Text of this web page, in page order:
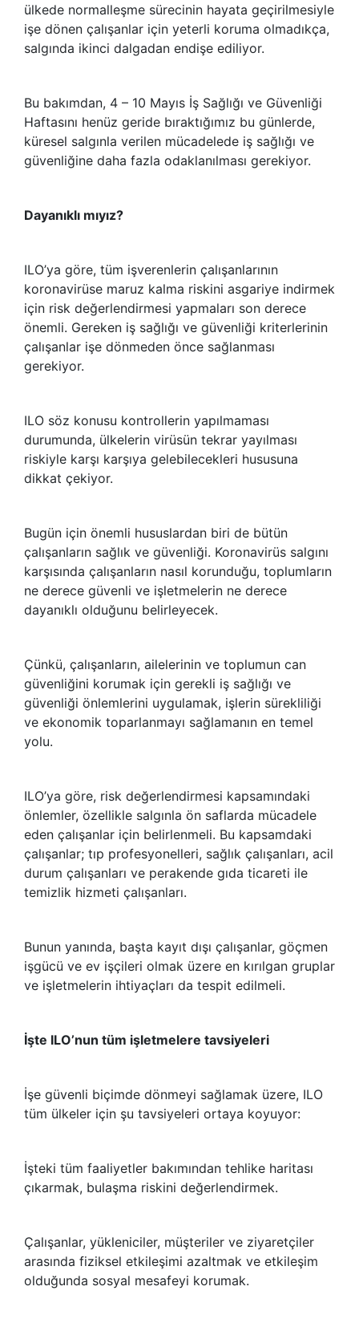
ülkede normalleşme sürecinin hayata geçirilmesiyle
işe dönen çalışanlar için yeterli koruma olmadıkça,
salgında ikinci dalgadan endişe ediliyor.
Bu bakımdan, 4 – 10 Mayıs İş Sağlığı ve Güvenliği
Haftasını henüz geride bıraktığımız bu günlerde,
küresel salgınla verilen mücadelede iş sağlığı ve
güvenliğine daha fazla odaklanılması gerekiyor.
Dayanıklı mıyız?
ILO’ya göre, tüm işverenlerin çalışanlarının
koronavirüse maruz kalma riskini asgariye indirmek
için risk değerlendirmesi yapmaları son derece
önemli. Gereken iş sağlığı ve güvenliği kriterlerinin
çalışanlar işe dönmeden önce sağlanması
gerekiyor.
ILO söz konusu kontrollerin yapılmaması
durumunda, ülkelerin virüsün tekrar yayılması
riskiyle karşı karşıya gelebilecekleri hususuna
dikkat çekiyor.
Bugün için önemli hususlardan biri de bütün
çalışanların sağlık ve güvenliği. Koronavirüs salgını
karşısında çalışanların nasıl korunduğu, toplumların
ne derece güvenli ve işletmelerin ne derece
dayanıklı olduğunu belirleyecek.
Çünkü, çalışanların, ailelerinin ve toplumun can
güvenliğini korumak için gerekli iş sağlığı ve
güvenliği önlemlerini uygulamak, işlerin sürekliliği
ve ekonomik toparlanmayı sağlamanın en temel
yolu.
ILO’ya göre, risk değerlendirmesi kapsamındaki
önlemler, özellikle salgınla ön saflarda mücadele
eden çalışanlar için belirlenmeli. Bu kapsamdaki
çalışanlar; tıp profesyonelleri, sağlık çalışanları, acil
durum çalışanları ve perakende gıda ticareti ile
temizlik hizmeti çalışanları.
Bunun yanında, başta kayıt dışı çalışanlar, göçmen
işgücü ve ev işçileri olmak üzere en kırılgan gruplar
ve işletmelerin ihtiyaçları da tespit edilmeli.
İşte ILO’nun tüm işletmelere tavsiyeleri
İşe güvenli biçimde dönmeyi sağlamak üzere, ILO
tüm ülkeler için şu tavsiyeleri ortaya koyuyor:
İşteki tüm faaliyetler bakımından tehlike haritası
çıkarmak, bulaşma riskini değerlendirmek.
Çalışanlar, yükleniciler, müşteriler ve ziyaretçiler
arasında fiziksel etkileşimi azaltmak ve etkileşim
olduğunda sosyal mesafeyi korumak.